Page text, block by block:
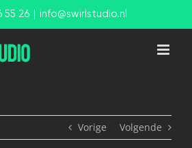
55 26 | info@swirlstudio.nl
Vorige Volgende